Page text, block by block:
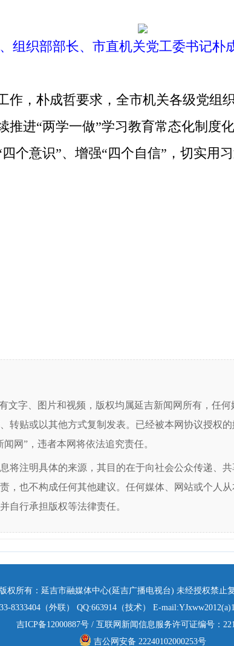
组织部部长、市直机关党工委书记朴
，朴成哲要求，全市机关各级党组
推进“两学一做”学习教育常态化制度
个意识”、增强“四个自信”，切实用
文字、图片和视频，版权均属延吉新闻网所有，任
转贴或以其他方式复制发表。已经被本网协议授权的
网”，违者本网将依法追究责任。
将注明具体的来源，其目的在于向社会公众传递、共
，也不构成任何其他建议。任何媒体、网站或个人
自行承担版权等法律责任。
版权所有：延吉市融媒体中心(延吉广播电视台) 未经授权禁止
8333404（外联） QQ:663914（技术） E-
吉ICP备12000887号/ 互联网新闻信息服务许可证编号：
吉公网安备 22240102000253号